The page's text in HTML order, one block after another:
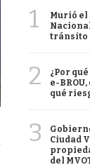
1
Murió el
tránsito
2
¿Por
e-
qué
3
Ciudad
del